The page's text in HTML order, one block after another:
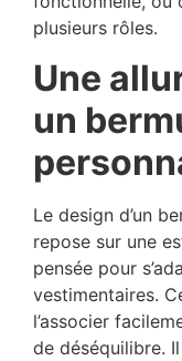
plusieurs rôles.
Une
un
Le design d’un
repose sur une
pensée pour
vestimentaires.
l’associer
de déséquilibre.